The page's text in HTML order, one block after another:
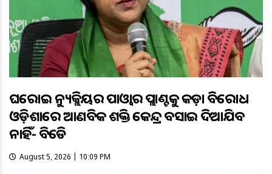
ଘରୋଇ ନ୍ୟୁକ୍ଲିୟର ପାଓ୍ବାର ପ୍ଲାଣ୍ଟକୁ କଡ଼ା ବିରୋଧ
ଓଡ଼ିଶାରେ ଆଣବିକ ଶକ୍ତି କେନ୍ଦ୍ର ବସାଇ ଦିଆଯିବ
ନାହିଁ- ବିଜେଡି
August 5, 2026 | 10:09 PM